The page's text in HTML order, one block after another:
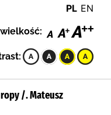
PL EN
wielkość:
/. Mateusz